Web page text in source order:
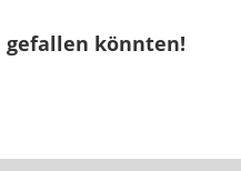
gefallen könnten!